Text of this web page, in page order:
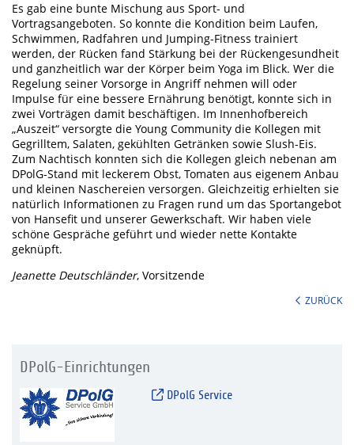
Es gab eine bunte Mischung aus Sport- und
Vortragsangeboten. So konnte die Kondition beim Laufen,
Schwimmen, Radfahren und Jumping-Fitness trainiert
werden, der Rücken fand Stärkung bei der Rückengesundheit
und ganzheitlich war der Körper beim Yoga im Blick. Wer die
Regelung seiner Vorsorge in Angriff nehmen will oder
Impulse für eine bessere Ernährung benötigt, konnte sich in
zwei Vorträgen damit beschäftigen. Im Innenhofbereich
„Auszeit“ versorgte die Young Community die Kollegen mit
Gegrilltem, Salaten, gekühlten Getränken sowie Slush-Eis.
Zum Nachtisch konnten sich die Kollegen gleich nebenan am
DPolG-Stand mit leckerem Obst, Tomaten aus eigenem Anbau
und kleinen Naschereien versorgen. Gleichzeitig erhielten sie
natürlich Informationen zu Fragen rund um das Sportangebot
von Hansefit und unserer Gewerkschaft. Wir haben viele
schöne Gespräche geführt und wieder nette Kontakte
geknüpft.
Jeanette Deutschländer, Vorsitzende
ZURÜCK
DPolG-Einrichtungen
DPolG Service